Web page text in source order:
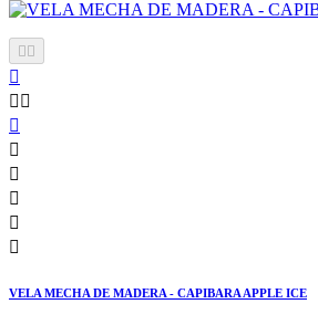
 

 






VELA MECHA DE MADERA - CAPIBARA APPLE ICE